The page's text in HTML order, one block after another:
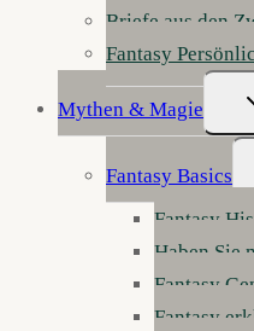
Briefe aus den
Fantasy
Mythen & Magie
Fantasy Basics
Fantasy
Haben Sie
Fantasy
Fantasy